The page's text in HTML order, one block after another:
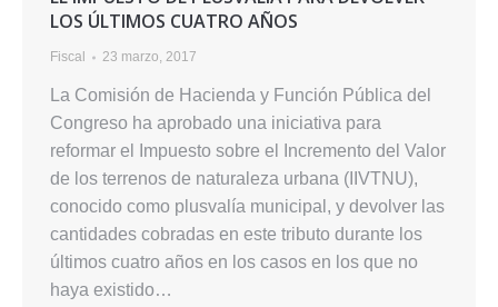
LOS ÚLTIMOS CUATRO AÑOS
Fiscal 23 marzo, 2017
La Comisión de Hacienda y Función Pública del
Congreso ha aprobado una iniciativa para
reformar el Impuesto sobre el Incremento del Valor
de los terrenos de naturaleza urbana (IIVTNU),
conocido como plusvalía municipal, y devolver las
cantidades cobradas en este tributo durante los
últimos cuatro años en los casos en los que no
haya existido…